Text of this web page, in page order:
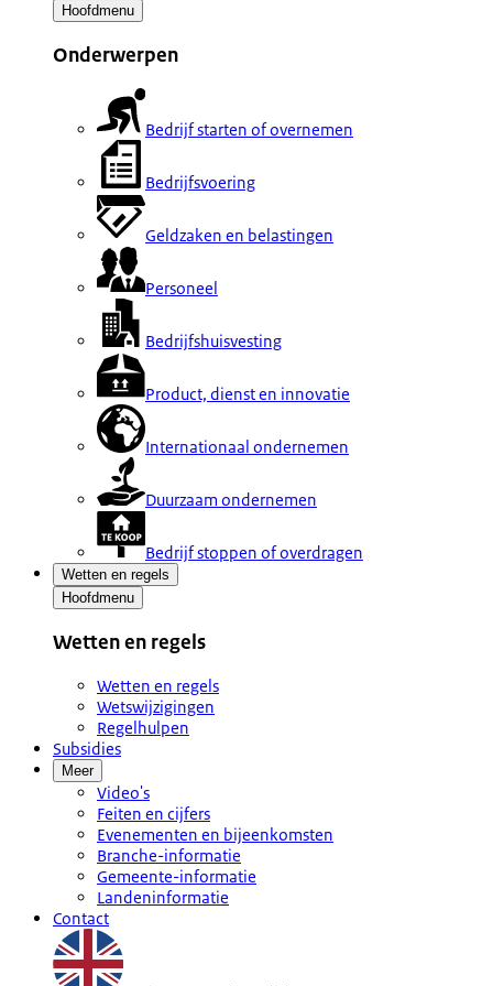
Hoofdmenu
Onderwerpen
Bedrijf starten of overnemen
Bedrijfsvoering
Geldzaken en belastingen
Personeel
Bedrijfshuisvesting
Product, dienst en innovatie
Internationaal ondernemen
Duurzaam ondernemen
Bedrijf stoppen of overdragen
Wetten en regels
Hoofdmenu
Wetten en regels
Wetten en regels
Wetswijzigingen
Regelhulpen
Subsidies
Meer
Video's
Feiten en cijfers
Evenementen en bijeenkomsten
Branche-informatie
Gemeente-informatie
Landeninformatie
Contact